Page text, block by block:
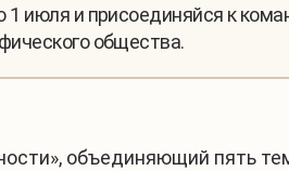
1 июля и присоединяйся к
общества.
объединяющий пять